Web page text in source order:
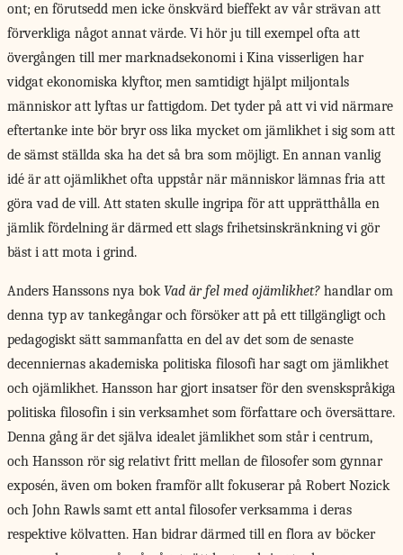
ont; en förutsedd men icke önskvärd bieffekt av vår strävan att
förverkliga något annat värde. Vi hör ju till exempel ofta att
övergången till mer marknadsekonomi i Kina visserligen har
vidgat ekonomiska klyftor, men samtidigt hjälpt miljontals
människor att lyftas ur fattigdom. Det tyder på att vi vid närmare
eftertanke inte bör bryr oss lika mycket om jämlikhet i sig som att
de sämst ställda ska ha det så bra som möjligt. En annan vanlig
idé är att ojämlikhet ofta uppstår när människor lämnas fria att
göra vad de vill. Att staten skulle ingripa för att upprätthålla en
jämlik fördelning är därmed ett slags frihetsinskränkning vi gör
bäst i att mota i grind.
Anders Hanssons nya bokVad är fel med ojämlikhet? handlar om
denna typ av tankegångar och försöker att på ett tillgängligt och
pedagogiskt sätt sammanfatta en del av det som de senaste
decenniernas akademiska politiska filosofi har sagt om jämlikhet
och ojämlikhet. Hansson har gjort insatser för den svenskspråkiga
politiska filosofin i sin verksamhet som författare och översättare.
Denna gång är det själva idealet jämlikhet som står i centrum,
och Hansson rör sig relativt fritt mellan de filosofer som gynnar
exposén, även om boken framför allt fokuserar på Robert Nozick
och John Rawls samt ett antal filosofer verksamma i deras
respektive kölvatten. Han bidrar därmed till en flora av böcker